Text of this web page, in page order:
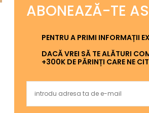
ABONEAZĂ-TE
PENTRU A PRIMI INFORMAȚII
DACĂ VREI SĂ TE ALĂTURI
+300K DE PĂRINȚI CARE NE